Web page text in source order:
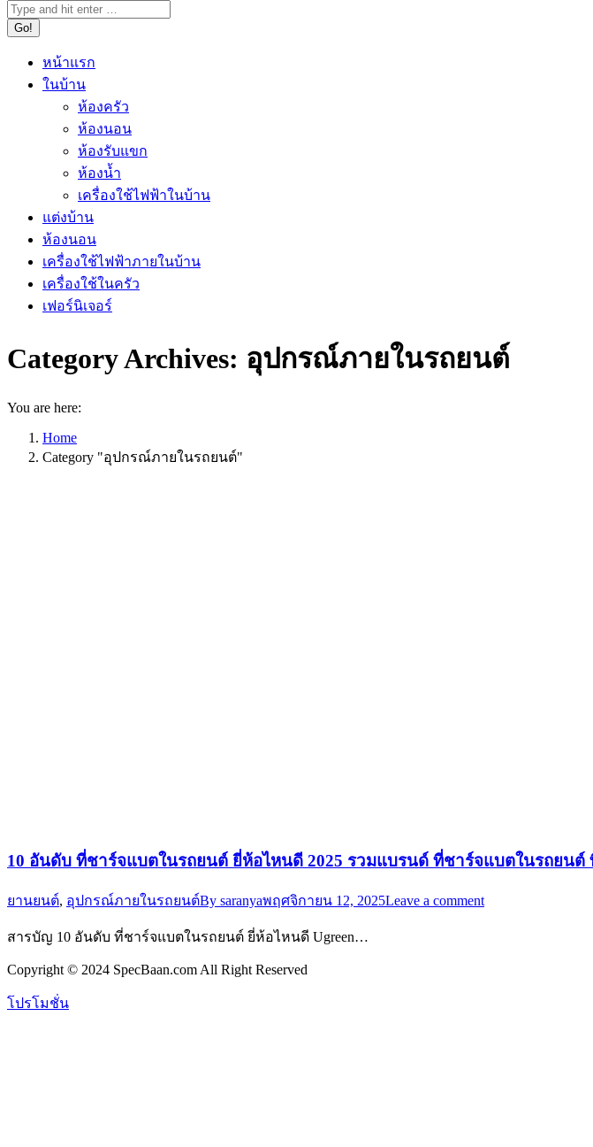
หน้าแรก
ในบ้าน
ห้องครัว
ห้องนอน
ห้องรับแขก
ห้องน้ำ
เครื่องใช้ไฟฟ้าในบ้าน
แต่งบ้าน
ห้องนอน
เครื่องใช้ไฟฟ้าภายในบ้าน
เครื่องใช้ในครัว
เฟอร์นิเจอร์
Category Archives: อุปกรณ์ภายในรถยนต์
You are here:
Home
Category "อุปกรณ์ภายในรถยนต์"
10 อันดับ ที่ชาร์จแบตในรถยนต์ ยี่ห้อไหนดี 2025 รวมแบรนด์ ที่ชาร์จแบตในรถยน
ยานยนต์, อุปกรณ์ภายในรถยนต์By saranyaพฤศจิกายน 12, 2025Leave a comment
สารบัญ 10 อันดับ ที่ชาร์จแบตในรถยนต์ ยี่ห้อไหนดี Ugreen…
Copyright © 2024 SpecBaan.com All Right Reserved
โปรโมชั่น